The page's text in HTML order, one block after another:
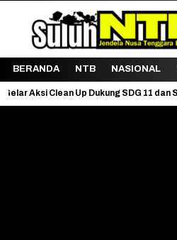
BERANDA NTB NASIONAL
Up Dukung SDG 11 dan SDG 15